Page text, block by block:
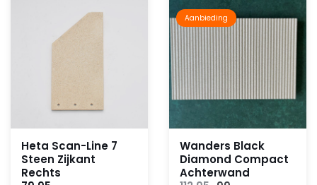
Heta Scan-Line 7
Steen Zijkant
Rechts
Aanbieding
Wanders Black
Diamond Compact
Achterwand